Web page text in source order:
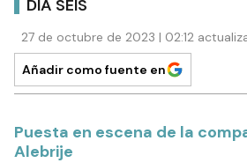
DÍA SEIS
27 de octubre de 2023 | 02:12
Añadir como fuente en
Puesta en escena de la
Alebrije